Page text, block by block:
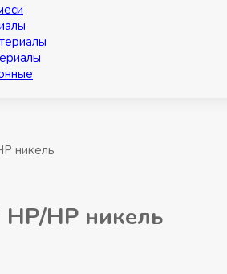
никель
НР/НР никель